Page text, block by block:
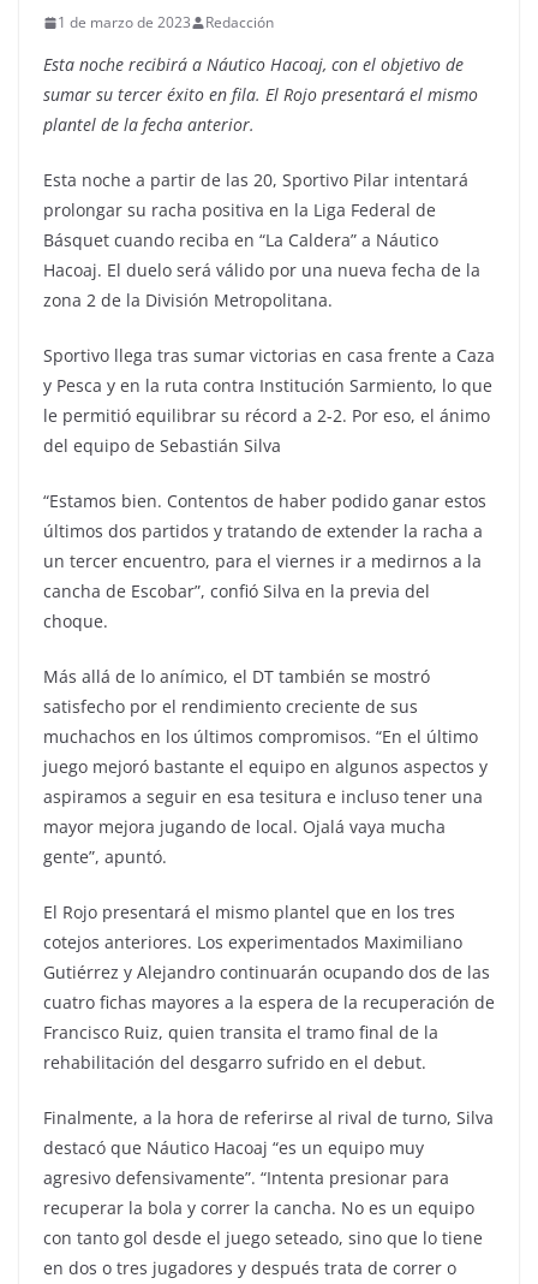
1 de marzo de 2023 Redacción
Esta noche recibirá a Náutico Hacoaj, con el objetivo de
sumar su tercer éxito en fila. El Rojo presentará el mismo
plantel de la fecha anterior.
Esta noche a partir de las 20, Sportivo Pilar intentará
prolongar su racha positiva en la Liga Federal de
Básquet cuando reciba en “La Caldera” a Náutico
Hacoaj. El duelo será válido por una nueva fecha de la
zona 2 de la División Metropolitana.
Sportivo llega tras sumar victorias en casa frente a Caza
y Pesca y en la ruta contra Institución Sarmiento, lo que
le permitió equilibrar su récord a 2-2. Por eso, el ánimo
del equipo de Sebastián Silva
“Estamos bien. Contentos de haber podido ganar estos
últimos dos partidos y tratando de extender la racha a
un tercer encuentro, para el viernes ir a medirnos a la
cancha de Escobar”, confió Silva en la previa del
choque.
Más allá de lo anímico, el DT también se mostró
satisfecho por el rendimiento creciente de sus
muchachos en los últimos compromisos. “En el último
juego mejoró bastante el equipo en algunos aspectos y
aspiramos a seguir en esa tesitura e incluso tener una
mayor mejora jugando de local. Ojalá vaya mucha
gente”, apuntó.
El Rojo presentará el mismo plantel que en los tres
cotejos anteriores. Los experimentados Maximiliano
Gutiérrez y Alejandro continuarán ocupando dos de las
cuatro fichas mayores a la espera de la recuperación de
Francisco Ruiz, quien transita el tramo final de la
rehabilitación del desgarro sufrido en el debut.
Finalmente, a la hora de referirse al rival de turno, Silva
destacó que Náutico Hacoaj “es un equipo muy
agresivo defensivamente”. “Intenta presionar para
recuperar la bola y correr la cancha. No es un equipo
con tanto gol desde el juego seteado, sino que lo tiene
en dos o tres jugadores y después trata de correr o